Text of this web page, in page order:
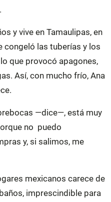
y vive en Tamaulipas, en
congeló las tuberías y los
que provocó apagones,
Así, con mucho frío, Ana
—dice—, está muy
no puedo
y, si salimos, me
mexicanos carece de
imprescindible para